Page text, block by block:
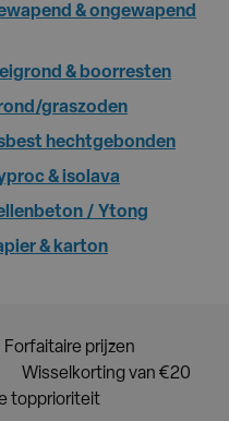
& ongewapend
& boorresten
graszoden
hechtgebonden
& isolava
/ Ytong
& karton
Forfaitaire prijzen
Wisselkorting van €20
topprioriteit